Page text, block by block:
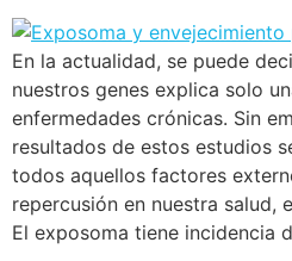
En la actualidad, se puede
nuestros genes explica solo
enfermedades crónicas. Sin
resultados de estos estudios
todos aquellos factores
repercusión en nuestra salud,
El exposoma tiene incidencia